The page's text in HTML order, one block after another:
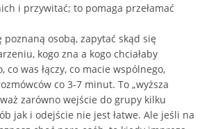
i przywitać; to pomaga przełamać
poznaną osobą, zapytać skąd się
kogo zna a kogo chciałaby
co was łączy, co macie wspólnego,
co 3-7 minut. To „wyższa
zarówno wejście do grupy kilku
jak i odejście nie jest łatwe. Ale jeśli na